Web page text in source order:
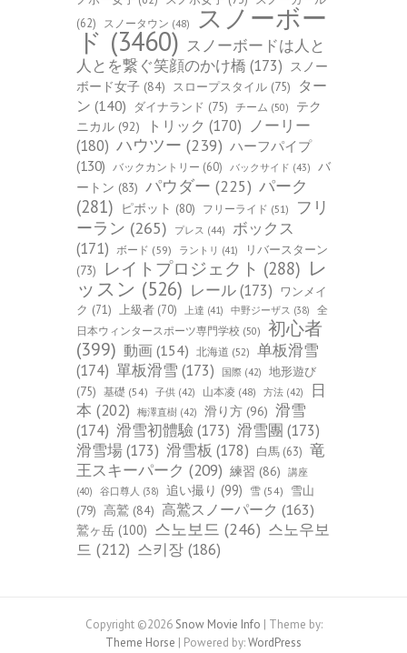
(62)
スノータウン (48) スノーボー
ド (3460) スノーボードは人と
人とを繋ぐ笑顔のかけ橋 (173) スノー
ボード女子 (84) スロープスタイル (75)
ター
ン (140) ダイナランド (75) チーム (50)
テク
ニカル (92) トリック (170) ノーリー
(180) ハウツー (239) ハーフパイプ
(130)
バックカントリー (60) バックサイド (43)
バ
ートン (83) パウダー (225) パーク
(281)
ピボット (80) フリーライド (51)
フリ
ーラン (265) プレス (44)
ボックス
(171)
ボード (59) ラントリ (41)
リバースターン
(73)
レイトプロジェクト (288) レ
ッスン (526) レール(173) ワンメイ
ク (71) 上級者 (70) 上達 (41) 中野ジーザス (38)
全
日本ウィンタースポーツ専門学校 (50) 初心者
(399) 動画 (154) 北海道 (52) 单板滑雪
(174) 單板滑雪 (173) 国際 (42)
地形遊び
(75) 基礎 (54) 子供 (42) 山本凌 (48) 方法 (42)
日
本 (202) 梅澤直樹 (42) 滑り方 (96) 滑雪
(174) 滑雪初體驗 (173) 滑雪團 (173)
滑雪場(173) 滑雪板 (178) 白馬 (63) 竜
王スキーパーク (209) 練習 (86)
講座
(40)
谷口尊人 (38) 追い撮り (99) 雪 (54)
雪山
(79) 高鷲 (84) 高鷲スノーパーク (163)
鷲ヶ岳 (100) 스노보드 (246) 스노우보
드 (212) 스키장 (186)
Copyright ©2026 Snow Movie Info | Theme by:
Theme Horse | Powered by:WordPress